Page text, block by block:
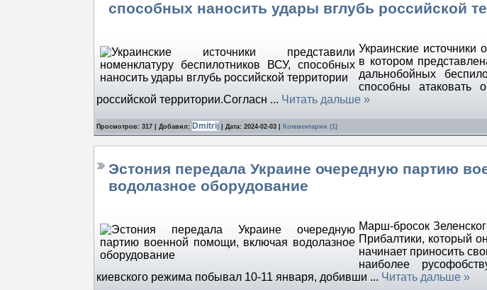
cпособных наносить удары вглубь российской
Украинские источники
в котором
дальнобойных
способны атаковать
российской территории.Согласн ... Читать дальше »
Просмотров: 317 | Добавил: Dmitrij | Дата: 2024-02-03 Комментарии (1)
Эстония передала Украине очередную партию
водолазное оборудование
Марш-бросок
Прибалтики, который
начинает приносить
наиболее
киевского режима побывал 10-11 января, добивши ... Читать дальше »